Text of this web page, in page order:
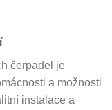
čerpadel je
a možnosti
instalace a